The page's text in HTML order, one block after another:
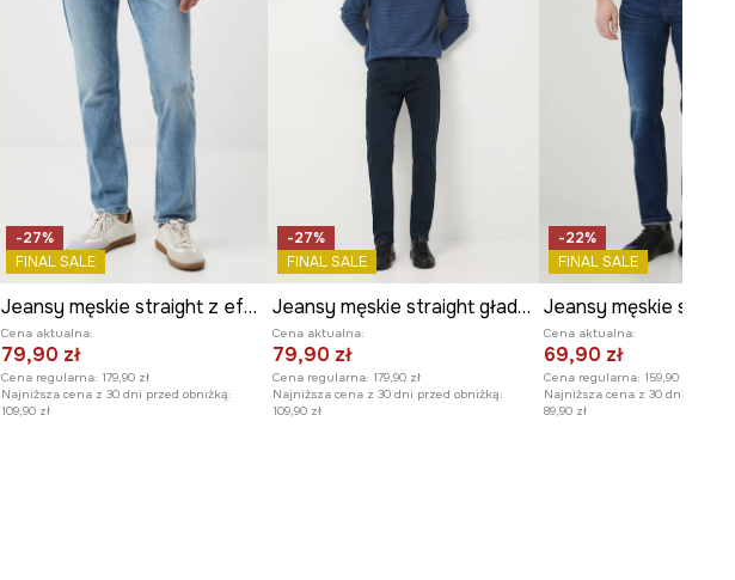
-27%
FINAL SALE
Jeansy męskie straight z efektem sprania
Cena aktualna:
79,90 zł
Cena regularna: 179,90 zł
Najniższa cena z 30 dni przed obniżką:
109,90 zł
-27%
FINAL SALE
Jeansy męskie straight gładkie
Cena aktualna:
79,90 zł
Cena regularna: 179,90 zł
Najniższa cena z 30 dni przed obniżką:
109,90 zł
-22%
FINAL SALE
Cena aktualna:
69,90 zł
Cena regularna: 159,90 zł
Najniższa cena z 30 dni przed
89,90 zł